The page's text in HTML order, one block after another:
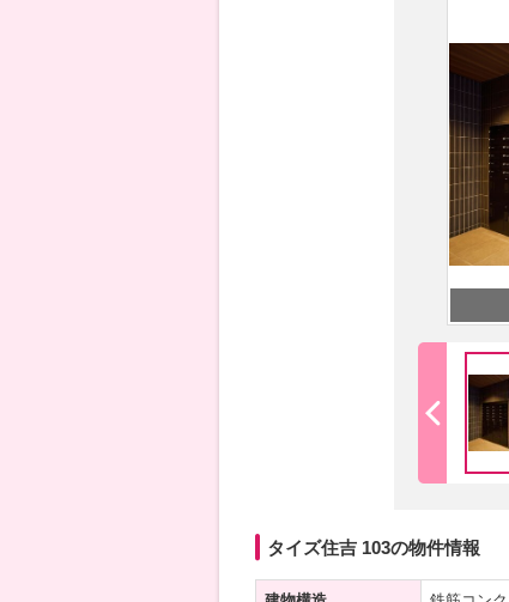
タイズ住吉 103の物件情報